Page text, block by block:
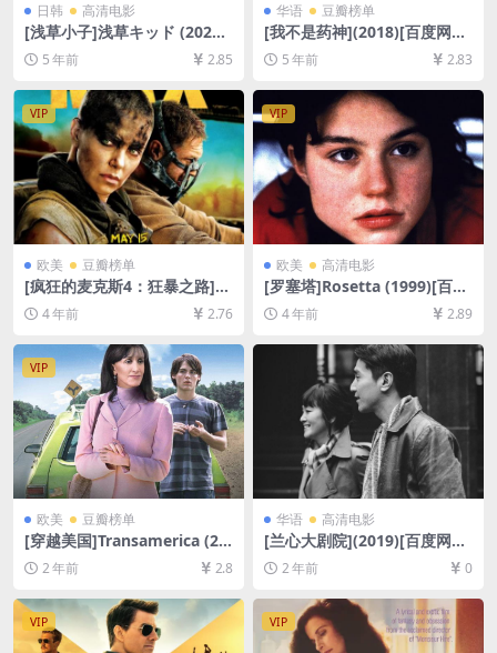
日韩 高清电影
[浅草小子]浅草キッド (2021)
[百度网盘+迅雷云盘资源1080
P超清未删减][MP4/8.0GB][日
语中字]
5 年前 2.85
华语 豆瓣榜单
[我不是药神](2018)[百度网盘
+迅雷云盘资源1080P超清][M
P4/7.5GB][国语中字]
5 年前 2.83
VIP
欧美 豆瓣榜单
[疯狂的麦克斯4：狂暴之路]M
ad Max: Fury Road (2015)彩
色/黑白版本[百度网盘+迅雷云
盘资源1080P超清未删减][MP
4/8.6GB][中英字幕]
4 年前 2.76
VIP
欧美 高清电影
[罗塞塔]Rosetta (1999)[百度
网盘+迅雷云盘资源1080P超
清未删减][MP4/5.2GB][中英
字幕]
4 年前 2.89
VIP
欧美 豆瓣榜单
[穿越美国]Transamerica (20
05)[百度网盘+夸克网盘1080P
超清未删减资源][网盘在线播
幕]
2 年前 2.8
华语 高清电影
[兰心大剧院](2019)[百度网盘
+夸克网盘1080P超清未删减
资源][网盘在线播放/下载][MP
2 年前 0
VIP VIP